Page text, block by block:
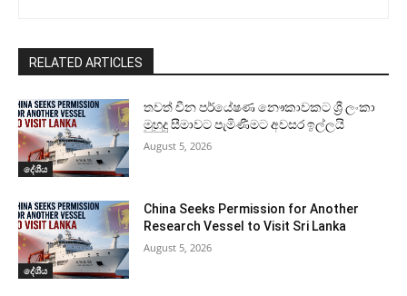
RELATED ARTICLES
දේශීය
තවත් චීන පර්යේෂණ නෞකාවකට ශ්‍රී ලංකා
මුහුදු සීමාවට පැමිණීමට අවසර ඉල්ලයි
August 5, 2026
දේශීය
China Seeks Permission for Another
Research Vessel to Visit Sri Lanka
August 5, 2026